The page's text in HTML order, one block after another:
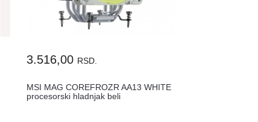
3.516,00 RSD.
MSI MAG COREFROZR AA13 WHITE
procesorski hladnjak beli